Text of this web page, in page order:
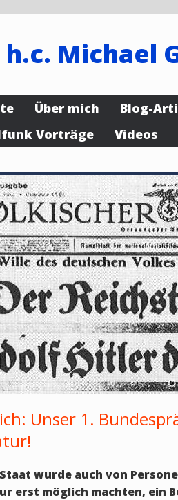
h.c. Michael
Über mich Blog-
Vorträge
Videos
Unser 1.
wurde auch von
erst möglich machten, ein